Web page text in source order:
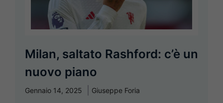
Milan, saltato Rashford: c’è un
nuovo piano
Gennaio 14, 2025 Giuseppe Foria